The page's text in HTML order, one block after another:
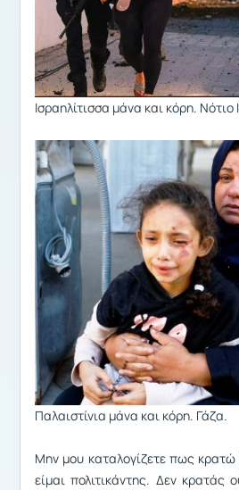
Ισραηλίτισσα μάνα και κόρη. Νότιο
Παλαιστίνια μάνα και κόρη. Γάζα.
Μην μου καταλογίζετε πως κρατώ
είμαι πολιτικάντης. Δεν κρατάς